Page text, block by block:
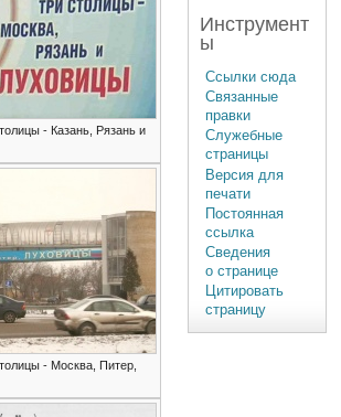
- Казань, Рязань и
- Москва, Питер,
Инструмент
ы
Ссылки сюда
Связанные
правки
Служебные
страницы
Версия для
печати
Постоянная
ссылка
Сведения
о странице
Цитировать
страницу